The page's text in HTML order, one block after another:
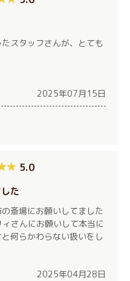
スタッフさんが、とても
2025年07月15日
5.0
た
斎場にお願いしてました
さんにお願いして本当に
何らかわらない扱いをし
2025年04月28日